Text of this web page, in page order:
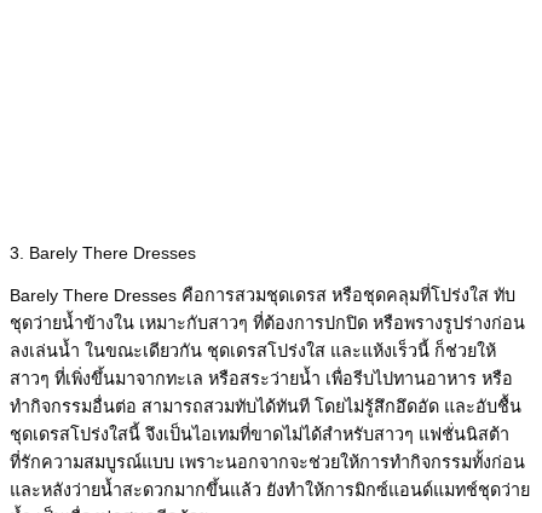
3. Barely There Dresses
Barely There Dresses คือการสวมชุดเดรส หรือชุดคลุมที่โปร่งใส ทับ
ชุดว่ายน้ำข้างใน เหมาะกับสาวๆ ที่ต้องการปกปิด หรือพรางรูปร่างก่อน
ลงเล่นน้ำ ในขณะเดียวกัน ชุดเดรสโปร่งใส และแห้งเร็วนี้ ก็ช่วยให้
สาวๆ ที่เพิ่งขึ้นมาจากทะเล หรือสระว่ายน้ำ เพื่อรีบไปทานอาหาร หรือ
ทำกิจกรรมอื่นต่อ สามารถสวมทับได้ทันที โดยไม่รู้สึกอึดอัด และอับชื้น
ชุดเดรสโปร่งใสนี้ จึงเป็นไอเทมที่ขาดไม่ได้สำหรับสาวๆ แฟชั่นนิสต้า
ที่รักความสมบูรณ์แบบ เพราะนอกจากจะช่วยให้การทำกิจกรรมทั้งก่อน
และหลังว่ายน้ำสะดวกมากขึ้นแล้ว ยังทำให้การมิกซ์แอนด์แมทช์ชุดว่าย